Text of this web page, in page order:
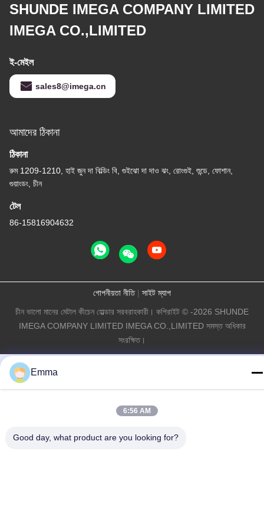
SHUNDE IMEGA COMPANY LIMITED
IMEGA CO.,LIMITED
ই-মেইল
sales8@imega.cn
আমাদের ঠিকানা
ঠিকানা
রুম 1209-1210, হাই জুন দা বিল্ডিং বি, গুইঝো দা দাও ঝং, রোংগুই, শুন্ডে, ফোশান,
গুয়াংডং, চীন
টেল
86-15816904632
গোপনীয়তা নীতি| সাইট ম্যাপ
চীন ভালো মানের মেটাল কীচেন হোল্ডার সরবরাহকারী। কপিরাইট © -2026 SHUNDE
IMEGA COMPANY LIMITED IMEGA CO.,LIMITED সমস্ত অধিকার
সংরক্ষিত।
Emma
6:56 AM
Good day, what product are you looking for?